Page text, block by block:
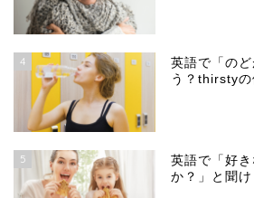
4
英語で「の
う？thirstyの
5
英語で「好
か？」と聞け